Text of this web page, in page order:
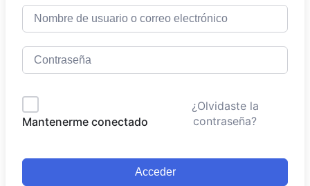
Mantenerme conectado
¿Olvidaste la
contraseña?
Acceder